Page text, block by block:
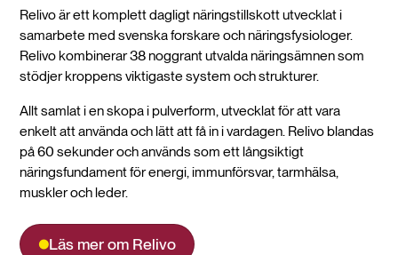
Relivo är ett komplett dagligt näringstillskott utvecklat i
samarbete med svenska forskare och näringsfysiologer.
Relivo kombinerar 38 noggrant utvalda näringsämnen som
stödjer kroppens viktigaste system och strukturer.
Allt samlat i en skopa i pulverform, utvecklat för att vara
enkelt att använda och lätt att få in i vardagen. Relivo blandas
på 60 sekunder och används som ett långsiktigt
näringsfundament för energi, immunförsvar, tarmhälsa,
muskler och leder.
Läs mer om Relivo